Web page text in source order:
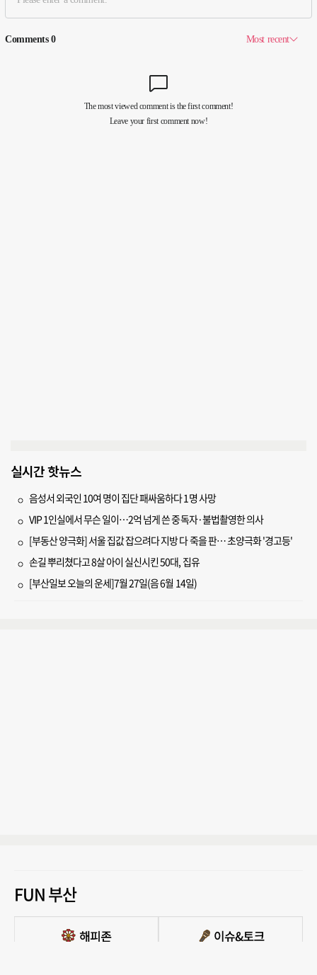
실시간 핫뉴스
음성서 외국인 10여 명이 집단 패싸움하다 1명 사망
VIP 1인실에서 무슨 일이…2억 넘게 쓴 중독자·불법촬영한 의사
[부동산 양극화] 서울 집값 잡으려다 지방 다 죽을 판… 초양극화 '경고등'
손길 뿌리쳤다고 8살 아이 실신시킨 50대, 집유
[부산일보 오늘의 운세]7월 27일(음 6월 14일)
FUN 부산